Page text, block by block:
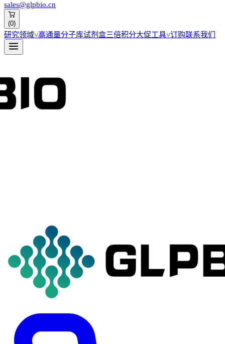
sales@glpbio.cn
(0)
研究领域˅高通量分子库试剂盒三倍积分大促工具˅订购联系我们